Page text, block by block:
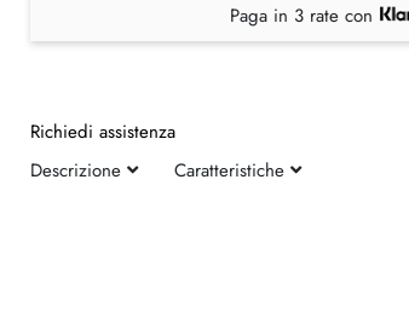
Paga in 3 rate con
Richiedi assistenza
Descrizione
Caratteristiche